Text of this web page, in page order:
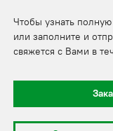
Чтобы узнать
или заполните и
свяжется с Вами в